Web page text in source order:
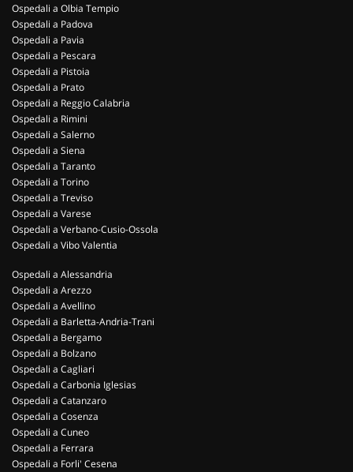
Ospedali a Olbia Tempio
Ospedali a Padova
Ospedali a Pavia
Ospedali a Pescara
Ospedali a Pistoia
Ospedali a Prato
Ospedali a Reggio Calabria
Ospedali a Rimini
Ospedali a Salerno
Ospedali a Siena
Ospedali a Taranto
Ospedali a Torino
Ospedali a Treviso
Ospedali a Varese
Ospedali a Verbano-Cusio-Ossola
Ospedali a Vibo Valentia
Ospedali a Alessandria
Ospedali a Arezzo
Ospedali a Avellino
Ospedali a Barletta-Andria-Trani
Ospedali a Bergamo
Ospedali a Bolzano
Ospedali a Cagliari
Ospedali a Carbonia Iglesias
Ospedali a Catanzaro
Ospedali a Cosenza
Ospedali a Cuneo
Ospedali a Ferrara
Ospedali a Forli' Cesena